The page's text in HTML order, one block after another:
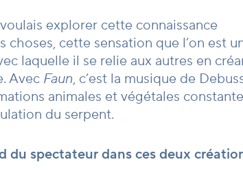
explorer cette connaissance
cette sensation que l’on est
laquelle il se relie aux autres en
Avec Faun, c’est la musique de
animales et végétales
du serpent.
du spectateur dans ces deux